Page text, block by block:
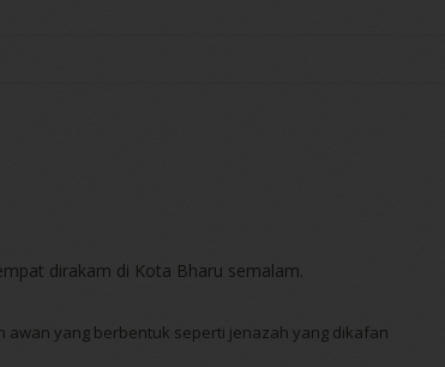
dirakam di Kota Bharu semalam.
awan yang berbentuk seperti jenazah yang dikafan